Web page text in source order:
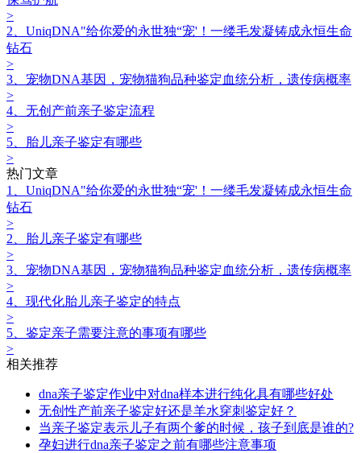
>
2、UniqDNA"给你爱的永世独“宠'！一缕毛发凝铸成永恒生命
钻石
>
3、宠物DNA基因，宠物猫狗品种鉴定血统分析，遗传病概率
>
4、无创产前亲子鉴定流程
>
5、胎儿亲子鉴定有哪些
>
热门文章
1、UniqDNA"给你爱的永世独“宠'！一缕毛发凝铸成永恒生命
钻石
>
2、胎儿亲子鉴定有哪些
>
3、宠物DNA基因，宠物猫狗品种鉴定血统分析，遗传病概率
>
4、现代化胎儿亲子鉴定的特点
>
5、鉴定亲子需要注意的事项有哪些
>
相关推荐
dna亲子鉴定作业中对dna样本进行纯化具有哪些好处
无创性产前亲子鉴定‍好还是羊水穿刺鉴定好？
当亲子鉴定表示儿子有两个爹的时候，孩子到底是谁的?
孕妇进行dna亲子鉴定之前有哪些注意事项